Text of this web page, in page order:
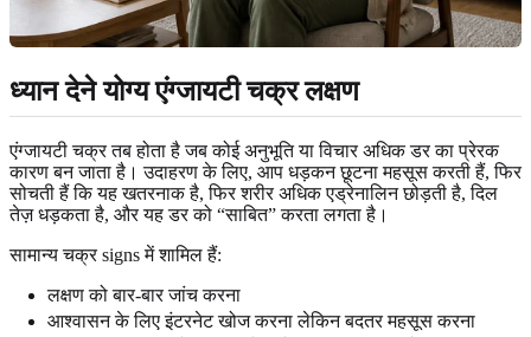
ध्यान देने योग्य एंग्जायटी चक्र लक्षण
एंग्जायटी चक्र तब होता है जब कोई अनुभूति या विचार अधिक डर का प्रेरक
कारण बन जाता है। उदाहरण के लिए, आप धड़कन छूटना महसूस करती हैं, फिर
सोचती हैं कि यह खतरनाक है, फिर शरीर अधिक एड्रेनालिन छोड़ती है, दिल
तेज़ धड़कता है, और यह डर को “साबित” करता लगता है।
सामान्य चक्र signs में शामिल हैं:
लक्षण को बार-बार जांच करना
आश्वासन के लिए इंटरनेट खोज करना लेकिन बदतर महसूस करना